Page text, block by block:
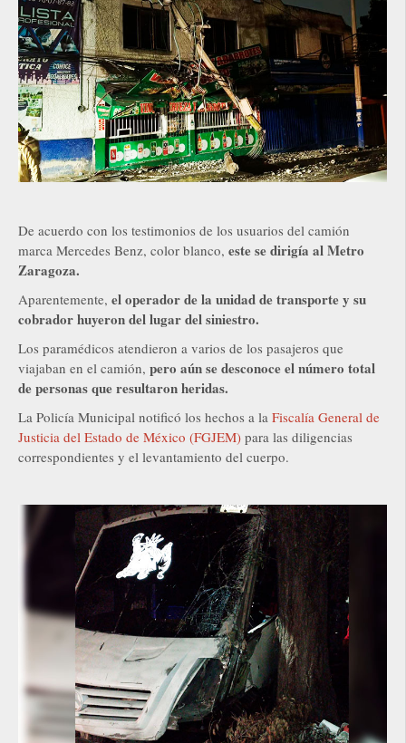
De acuerdo con los testimonios de los usuarios del camión
marca Mercedes Benz, color blanco, este se dirigía al Metro
Zaragoza.
Aparentemente, el operador de la unidad de transporte y su
cobrador huyeron del lugar del siniestro.
Los paramédicos atendieron a varios de los pasajeros que
viajaban en el camión, pero aún se desconoce el número total
de personas que resultaron heridas.
La Policía Municipal notificó los hechos a la Fiscalía General de
Justicia del Estado de México (FGJEM) para las diligencias
correspondientes y el levantamiento del cuerpo.